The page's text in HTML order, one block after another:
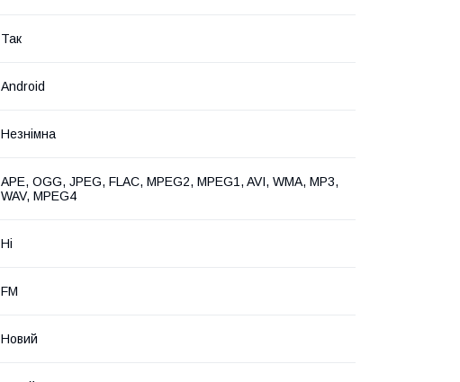
Так
Android
Незнімна
APE, OGG, JPEG, FLAC, MPEG2, MPEG1, AVI, WMA, MP3,
WAV, MPEG4
Ні
FM
Новий